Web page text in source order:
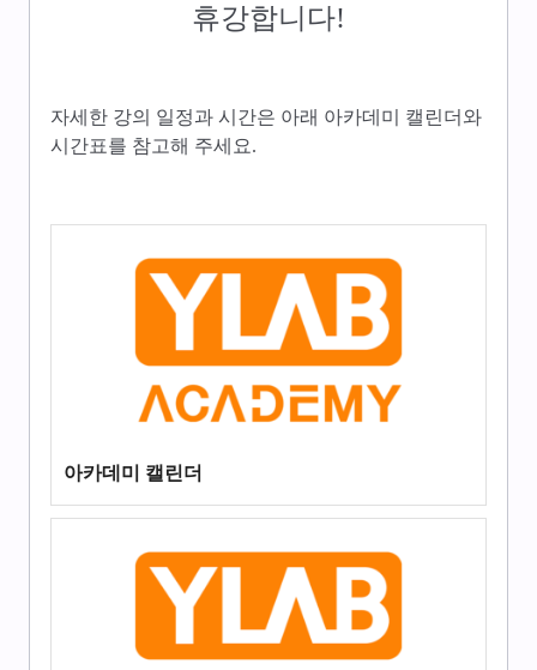
휴강합니다!
자세한 강의 일정과 시간은 아래 아카데미 캘린더와
시간표를 참고해 주세요.
아카데미 캘린더